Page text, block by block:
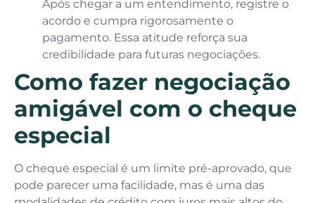
Após chegar a um entendimento, registre o
acordo e cumpra rigorosamente o
pagamento. Essa atitude reforça sua
credibilidade para futuras negociações.
Como fazer negociação
amigável com o cheque
especial
O cheque especial é um limite pré-aprovado, que
pode parecer uma facilidade, mas é uma das